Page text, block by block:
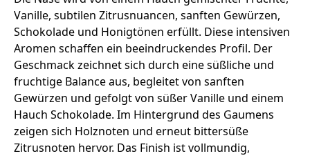
Vanille, subtilen Zitrusnuancen, sanften Gewürzen,
Schokolade und Honigtönen erfüllt. Diese intensiven
Aromen schaffen ein beeindruckendes Profil. Der
Geschmack zeichnet sich durch eine süßliche und
fruchtige Balance aus, begleitet von sanften
Gewürzen und gefolgt von süßer Vanille und einem
Hauch Schokolade. Im Hintergrund des Gaumens
zeigen sich Holznoten und erneut bittersüße
Zitrusnoten hervor. Das Finish ist vollmundig,